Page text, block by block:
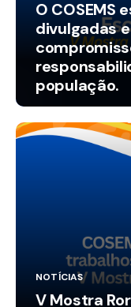
O COSEMS
divulgadas
população.
NOTÍCIAS
V Mostra